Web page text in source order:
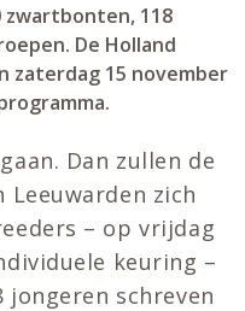
zwartbonten, 118
De Holland
zaterdag 15 november
Dan zullen de
Leeuwarden zich
– op vrijdag
keuring –
schreven